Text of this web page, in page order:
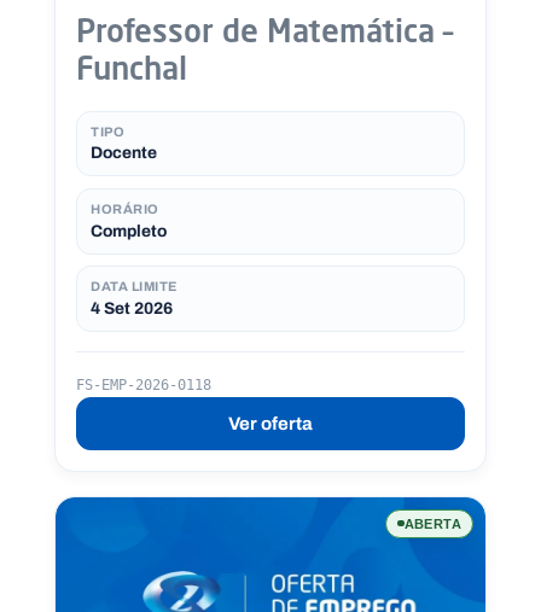
Professor de Matemática –
Funchal
TIPO
Docente
HORÁRIO
Completo
DATA LIMITE
4 Set 2026
FS-EMP-2026-0118
Ver oferta
ABERTA